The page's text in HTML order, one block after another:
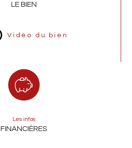
LE BIEN
Vidéo du bien
Les infos
FINANCIÈRES